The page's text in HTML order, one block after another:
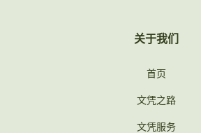
关于我们
首页
文凭之路
文凭服务